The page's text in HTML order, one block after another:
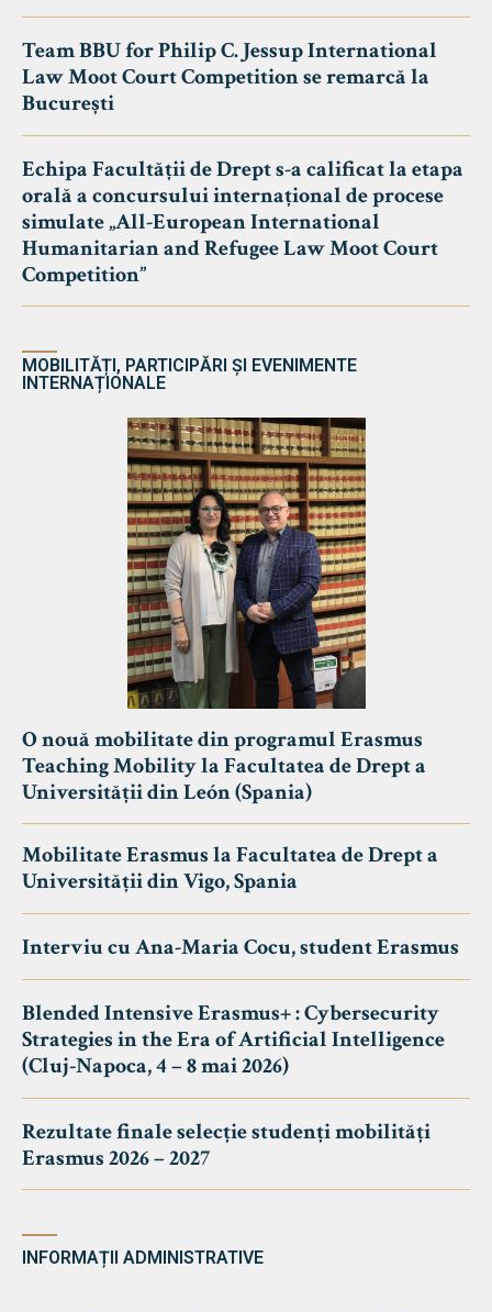
Team BBU for Philip C. Jessup International
Law Moot Court Competition se remarcă la
București
Echipa Facultății de Drept s-a calificat la etapa
orală a concursului internațional de procese
simulate „All-European International
Humanitarian and Refugee Law Moot Court
Competition”
MOBILITĂȚI, PARTICIPĂRI ȘI EVENIMENTE
INTERNAȚIONALE
O nouă mobilitate din programul Erasmus
Teaching Mobility la Facultatea de Drept a
Universității din León (Spania)
Mobilitate Erasmus la Facultatea de Drept a
Universității din Vigo, Spania
Interviu cu Ana-Maria Cocu, student Erasmus
Blended Intensive Erasmus+ : Cybersecurity
Strategies in the Era of Artificial Intelligence
(Cluj-Napoca, 4 – 8 mai 2026)
Rezultate finale selecție studenți mobilități
Erasmus 2026 – 2027
INFORMAȚII ADMINISTRATIVE